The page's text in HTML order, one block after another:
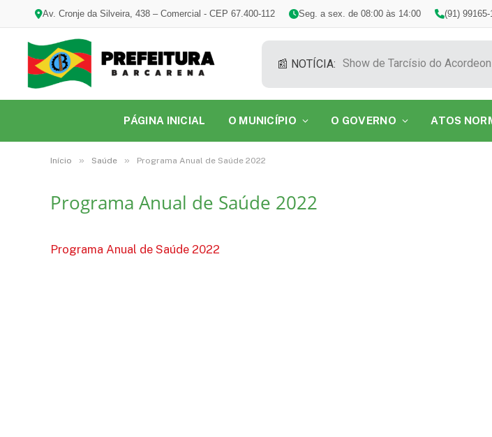
Av. Cronje da Silveira, 438 – Comercial - CEP 67.400-112 Seg. a sex. de 08:00 às 14:00 (91) 99165-
📰 NOTÍCIA:
PÁGINA INICIAL O MUNICÍPIO O GOVERNO ATOS
Início » Saúde » Programa Anual de Saúde 2022
Programa Anual de Saúde 2022
Programa Anual de Saúde 2022